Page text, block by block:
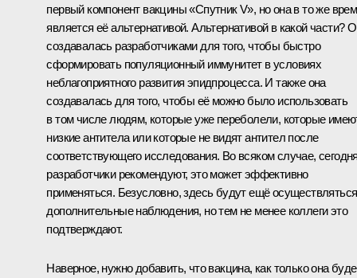
первый компонент вакцины «Спутник V», но она в то же
является её альтернативой. Альтернативой в какой части?
создавалась разработчиками для того, чтобы быстро
сформировать популяционный иммунитет в условиях
неблагоприятного развития эпидпроцесса. И также она
создавалась для того, чтобы её можно было использовать
в том числе людям, которые уже переболели, которые
низкие антитела или которые не видят антител после
соответствующего исследования. Во всяком случае,
разработчики рекомендуют, это может эффективно
применяться. Безусловно, здесь будут ещё осуществляться
дополнительные наблюдения, но тем не менее коллеги это
подтверждают.
Наверное, нужно добавить, что вакцина, как только она